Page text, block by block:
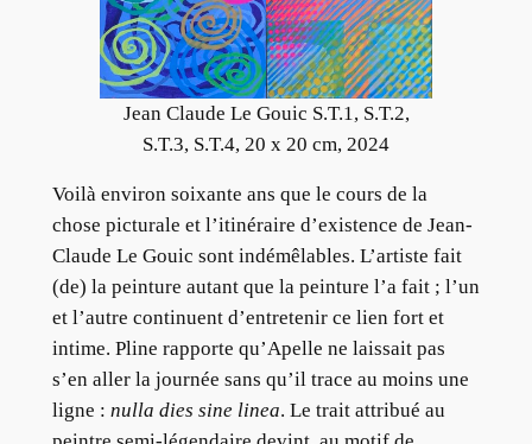
Jean Claude Le Gouic S.T.1, S.T.2,
S.T.3, S.T.4, 20 x 20 cm, 2024
Voilà environ soixante ans que le cours de la
chose picturale et l’itinéraire d’existence de Jean-
Claude Le Gouic sont indémêlables. L’artiste fait
(de) la peinture autant que la peinture l’a fait ; l’un
et l’autre continuent d’entretenir ce lien fort et
intime. Pline rapporte qu’Apelle ne laissait pas
s’en aller la journée sans qu’il trace au moins une
ligne : nulla dies sine linea. Le trait attribué au